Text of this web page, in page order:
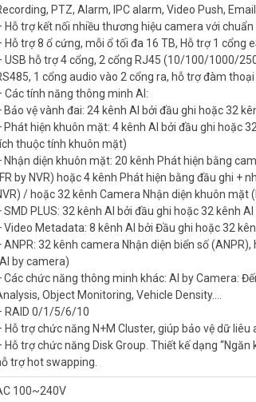
dễ dàng thay ổ cứng, hỗ trợ hot swapping.
18W
nhất. Tham khảo thêm thông tin tạiFacebook
PTZ, Alarm, IPC alarm, Video Push,
Hỗ trợ kết nối nhiều thương hiệu camera với
Hỗ trợ 8 ổ cứng, mỗi ổ tối đa 16 TB, Hỗ trợ 1 cổng
USB hỗ trợ 4 cổng, 2 cổng RJ45 (10/100/1000/
1 cổng audio vào 2 cổng ra, hỗ trợ đàm thoại
Các tính năng thông minh AI:
Bảo vệ vành đai: 24 kênh AI bởi đầu ghi hoặc 32
Phát hiện khuôn mặt: 4 kênh AI bởi đầu ghi hoặc
thuộc tính khuôn mặt)
Nhận diện khuôn mặt: 20 kênh Phát hiện bằng
by NVR) hoặc 4 kênh Phát hiện bằng đầu ghi +
/ hoặc 32 kênh Camera Nhận diện khuôn mặt
SMD PLUS: 32 kênh AI bởi đầu ghi hoặc 32 kênh
Video Metadata: 8 kênh AI bởi Đầu ghi hoặc 32
ANPR: 32 kênh camera Nhận diện biển số (ANPR),
by camera)
Các chức năng thông minh khác: AI by Camera:
Object Monitoring, Vehicle Density….
RAID 0/1/5/6/10
Hỗ trợ chức năng N+M Cluster, giúp bảo vệ dữ liêu
Hỗ trợ chức năng Disk Group. Thiết kế dạng “Ngăn
trợ hot swapping.
100~240V